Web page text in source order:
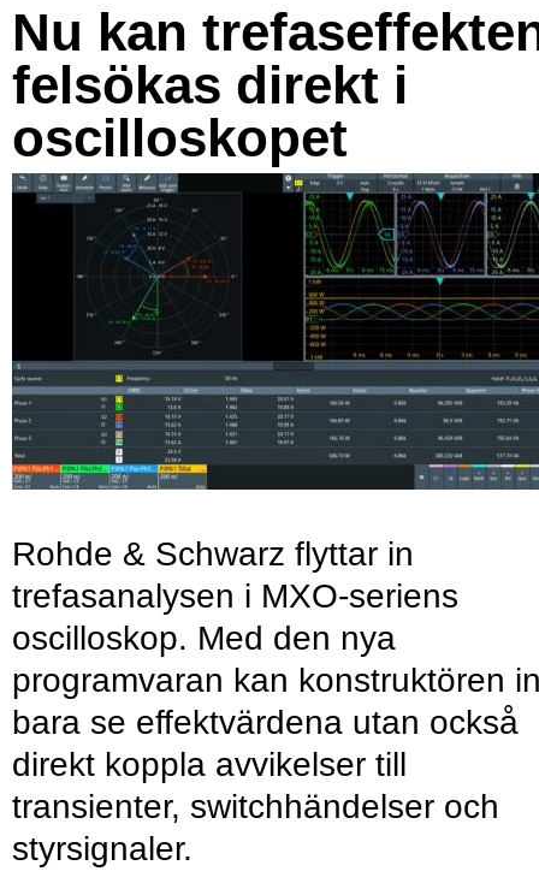
Nu kan
felsökas direkt i
oscilloskopet
Rohde & Schwarz flyttar in
trefasanalysen i MXO-seriens
oscilloskop. Med den nya
programvaran kan konstruktören
bara se effektvärdena utan också
direkt koppla avvikelser till
transienter, switchhändelser och
styrsignaler.